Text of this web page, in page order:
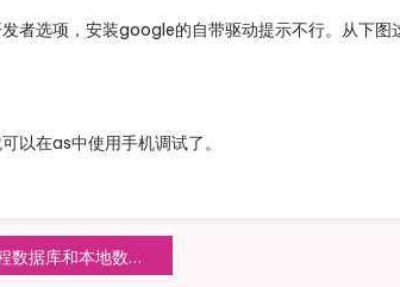
者选项，安装google的自带驱动提示不行。从下图
以在as中使用手机调试了。
导航
库和本地数据库上传下载数据